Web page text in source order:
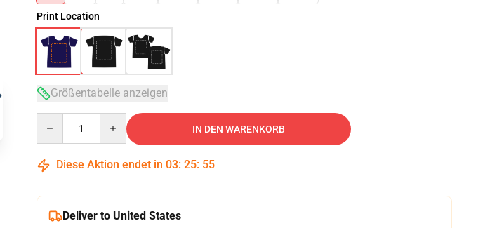
Print Location
Größentabelle anzeigen
IN DEN WARENKORB
Diese Aktion endet in 03: 25: 54
Deliver to United States